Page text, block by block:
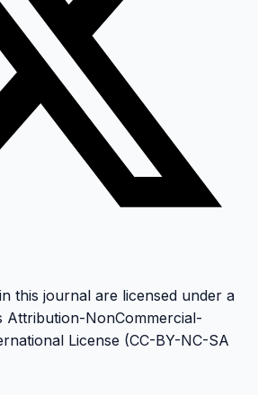
this journal are licensed under a
Attribution-NonCommercial-
License (CC-BY-NC-SA